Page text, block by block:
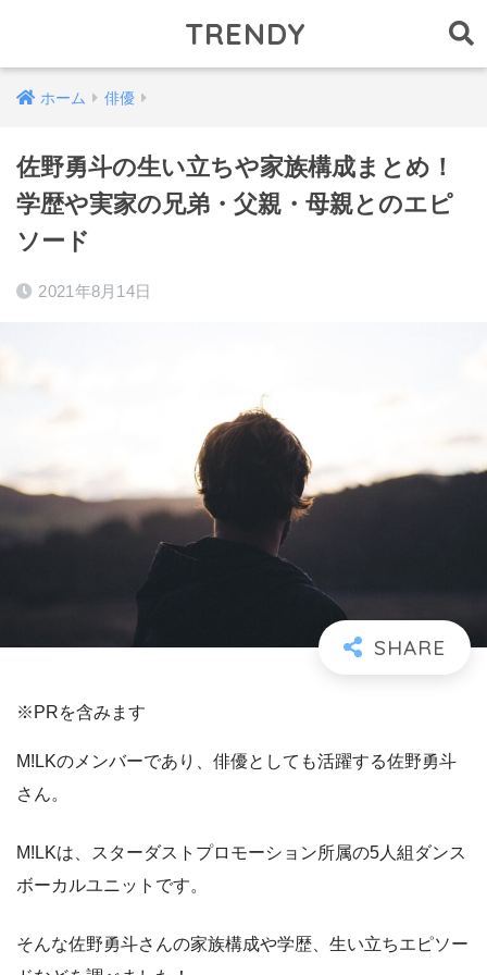
TRENDY
ホーム 俳優
佐野勇斗の生い立ちや家族構成まとめ！
学歴や実家の兄弟・父親・母親とのエピ
ソード
2021年8月14日
※PRを含みます
M!LKのメンバーであり、俳優としても活躍する佐野勇斗
さん。
M!LKは、スターダストプロモーション所属の5人組ダンス
ボーカルユニットです。
そんな佐野勇斗さんの家族構成や学歴、生い立ちエピソー